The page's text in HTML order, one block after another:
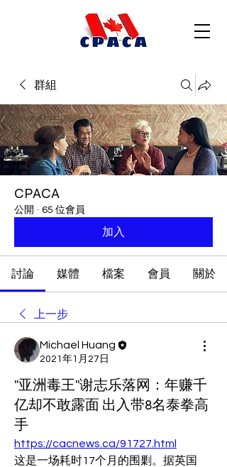
群組
CPACA
公開 · 65 位會員
加入
討論 媒體 檔案 會員 關於
上一步
Michael Huang
2021年1月27日
"亚洲毒王"谢志乐落网：年赚千
亿却不敢露面 出入带8名泰拳高
手
https://cacnews.ca/91727.html
这是一场耗时17个月的围剿。据英国